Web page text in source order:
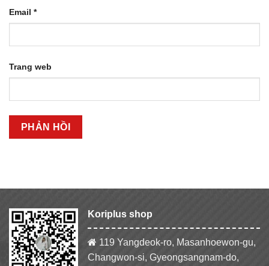
Email *
Trang web
Koriplus shop
119 Yangdeok-ro, Masanhoewon-gu,
Changwon-si, Gyeongsangnam-do,